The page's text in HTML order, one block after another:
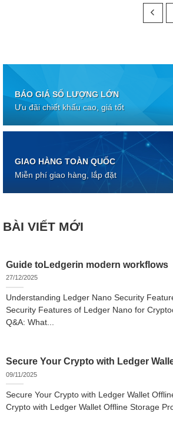
BÁO GIÁ SỐ LƯỢNG LỚN
Ưu đãi chiết khấu cao, giá tốt
GIAO HÀNG TOÀN QUỐC
Miễn phí giao hàng, lắp đặt
BÀI VIẾT MỚI
Guide toLedgerin modern workflows
27/12/2025
Understanding Ledger Nano Security
Security Features of Ledger Nano for
Q&A: What...
Secure Your Crypto with Ledger
09/11/2025
Secure Your Crypto with Ledger Wallet
Crypto with Ledger Wallet Offline Storage